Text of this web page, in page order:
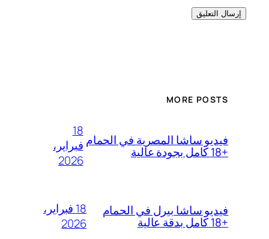
MORE POSTS
فيديو ساشا المصرية في الحمام
+18 كامل بجودة عالية
18
فبراير،
2026
فيديو ساشا بيرل في الحمام
+18 كامل بدقة عالية
18 فبراير،
2026